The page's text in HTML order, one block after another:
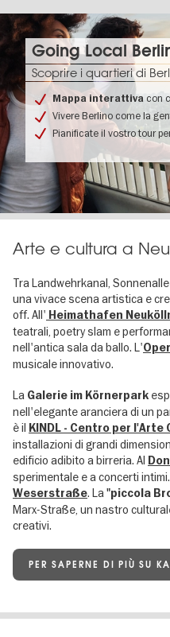
Going Local
Scoprire i quartieri di
Mappa interattivacon
Vivere Berlino come la
Pianificate il vostro tour
Arte e cultura a
Tra Landwehrkanal,
una vivace scena artistica e
off. All' Heimathafen
teatrali, poetry slam e
nell'antica sala da ballo. L'
musicale innovativo.
La Galerie im Körnerpark
nell'elegante aranciera di un
è il KINDL - Centro per
installazioni di grandi
edificio adibito a birreria. Al
sperimentale e a concerti
Weserstraße. La"piccola
Marx-Straße, un nastro
creativi.
PER SAPERNE DI PIÙ SU